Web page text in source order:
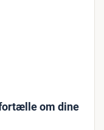
om dine